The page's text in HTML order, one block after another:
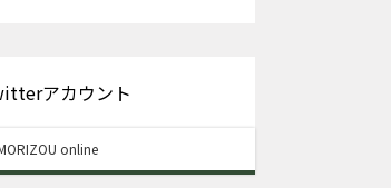
アカウント
online